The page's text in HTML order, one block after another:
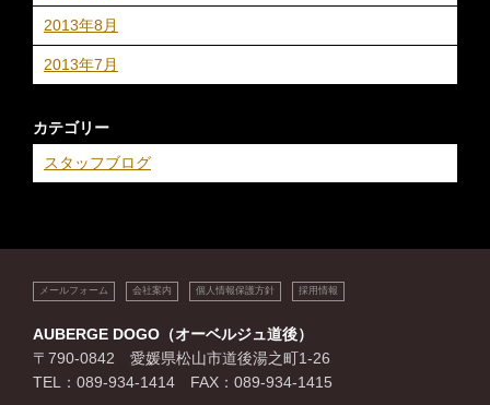
2013年8月
2013年7月
カテゴリー
スタッフブログ
メールフォーム 会社案内 個人情報保護方針 採用情報
AUBERGE DOGO（オーベルジュ道後）
〒790-0842 愛媛県松山市道後湯之町1-26
TEL：089-934-1414 FAX：089-934-1415